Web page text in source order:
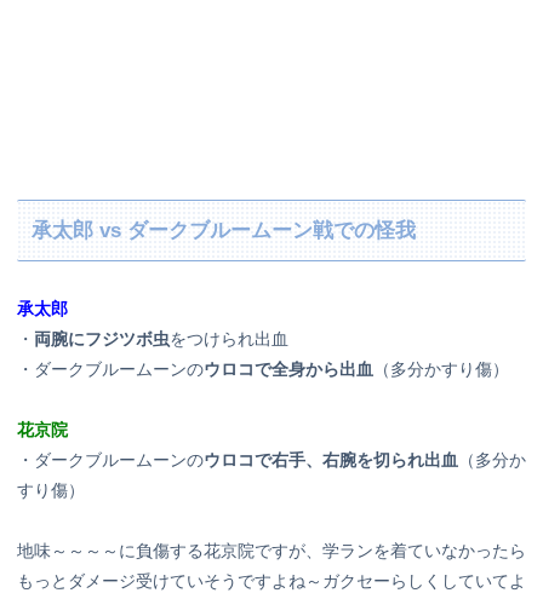
承太郎 vs ダークブルームーン戦での怪我
承太郎
・ 両腕にフジツボ虫をつけられ出血
・ダークブルームーンのウロコで全身から出血 （多分かすり傷）
花京院
・ダークブルームーンのウロコで右手、右腕を切られ出血
（多分か
すり傷）
地味～～～～に負傷する花京院ですが、学ランを着ていなかったら
もっとダメージ受けていそうですよね～ガクセーらしくしていてよ